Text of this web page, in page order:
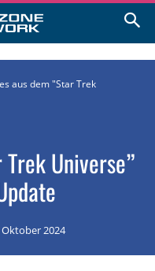
aus dem "Star Trek
Universe”
Oktober 2024